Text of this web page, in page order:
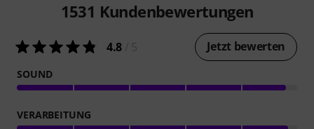
1531 Kundenbewertungen
4.8 Jetzt bewerten
SOUND
VERARBEITUNG